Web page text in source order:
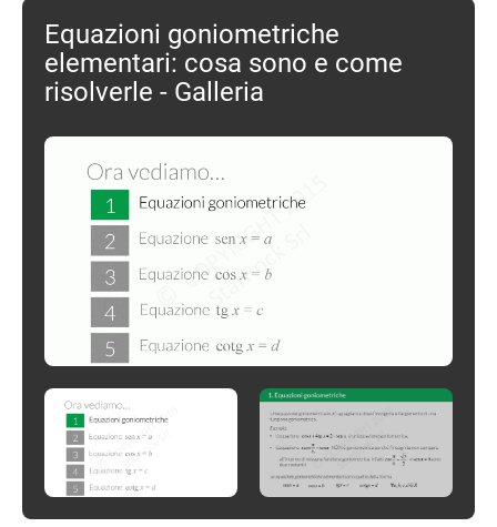
Equazioni goniometriche
elementari: cosa sono e come
risolverle - Galleria